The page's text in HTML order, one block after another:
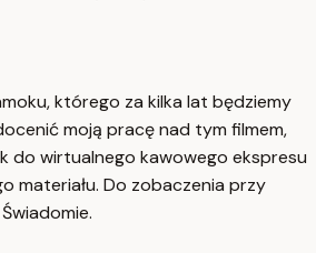
którego za kilka lat będziemy
moją pracę nad tym filmem,
do wirtualnego kawowego ekspresu
materiału. Do zobaczenia przy